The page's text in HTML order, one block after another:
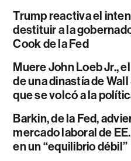
Trump reactiva el
destituir a la
Cook de la Fed
Muere John Loeb Jr.,
de una dinastía de
que se volcó a la
Barkin, de la Fed,
mercado laboral de
en un “equilibrio débil”